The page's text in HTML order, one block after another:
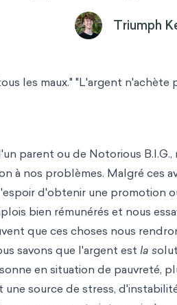
Triumph
les maux." "L'argent
parent ou de Notorious
à nos problèmes. Malgré ces
d'obtenir une promotion
bien rémunérés et nous
que ces choses nous
savons que l'argent est la s
en situation de pauvreté,
une source de stress,